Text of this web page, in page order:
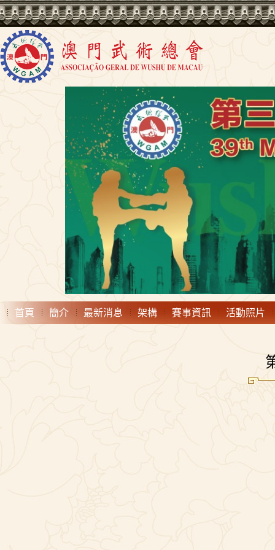
首頁 簡介 最新消息 架構 賽事資訊 活動照片